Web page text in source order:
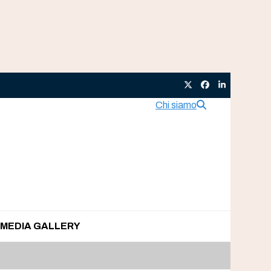
TwitterFacebook
LinkedIn
Chi siamo
MEDIA GALLERY